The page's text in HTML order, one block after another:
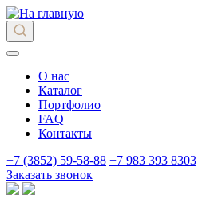
О нас
Каталог
Портфолио
FAQ
Контакты
+7 (3852) 59-58-88 +7 983 393 8303
Заказать звонок